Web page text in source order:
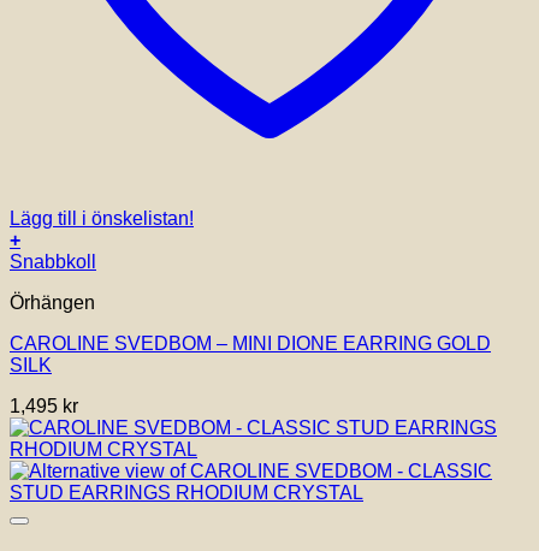
Lägg till i önskelistan!
+
Snabbkoll
Örhängen
CAROLINE SVEDBOM – MINI DIONE EARRING GOLD
SILK
1,495 kr